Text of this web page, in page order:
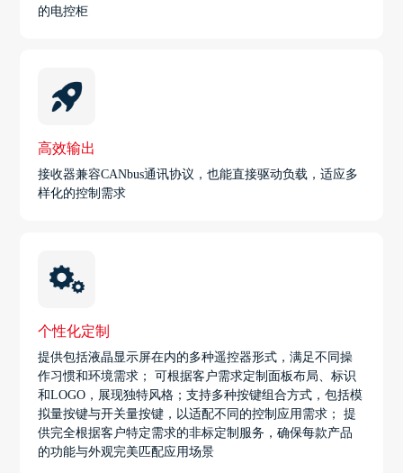
的电控柜
高效输出
接收器兼容CANbus通讯协议，也能直接驱动负载，适应多
样化的控制需求
个性化定制
提供包括液晶显示屏在内的多种遥控器形式，满足不同操
作习惯和环境需求； 可根据客户需求定制面板布局、标识
和LOGO，展现独特风格；支持多种按键组合方式，包括模
拟量按键与开关量按键，以适配不同的控制应用需求； 提
供完全根据客户特定需求的非标定制服务，确保每款产品
的功能与外观完美匹配应用场景